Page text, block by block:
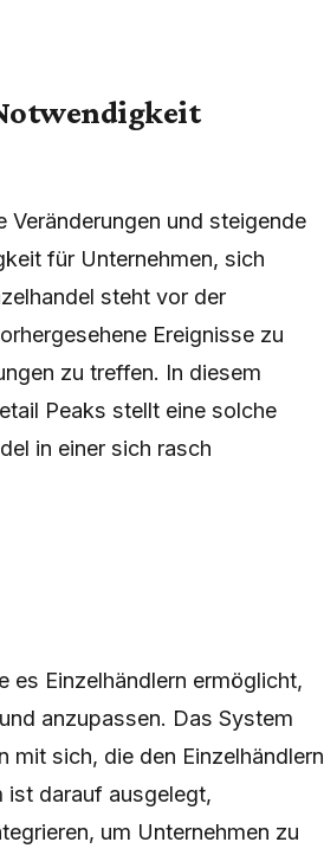
und steigende
für Unternehmen, sich
steht vor der
Ereignisse zu
zu treffen. In diesem
Peaks stellt eine solche
in einer sich rasch
es Einzelhändlern ermöglicht,
anzupassen. Das System
mit sich, die den Einzelhändlern
ist darauf ausgelegt,
um Unternehmen zu